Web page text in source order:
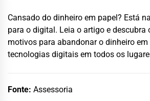
Cansado do dinheiro em papel? Está
para o digital. Leia o artigo e descubra
motivos para abandonar o dinheiro em
tecnologias digitais em todos os
Fonte: Assessoria